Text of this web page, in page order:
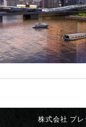
株式会社 プレ